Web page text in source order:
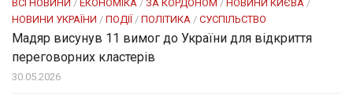
ВСІ НОВИНИ / ЕКОНОМІКА / ЗА КОРДОНОМ / НОВИНИ КИЄВА /
НОВИНИ УКРАЇНИ / ПОДІЇ/ ПОЛІТИКА / СУСПІЛЬСТВО
Мадяр висунув 11 вимог до України для відкриття
переговорних кластерів
30.05.2026